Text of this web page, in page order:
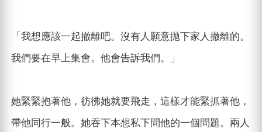
「我想應該一起撤離吧。沒有人願意拋下家人撤離的。
我們要在早上集會。他會告訴我們。」
她緊緊抱著他，彷彿她就要飛走，這樣才能緊抓著他，
帶他同行一般。她吞下本想私下問他的一個問題。兩人